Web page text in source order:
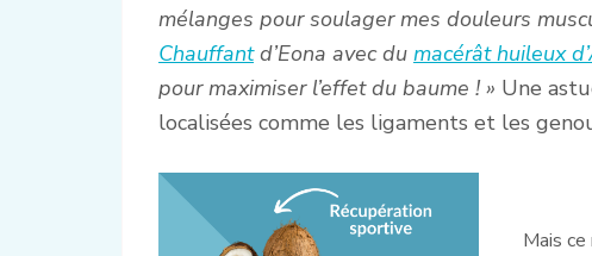
mélanges pour soulager mes douleurs
Chauffantd’Eona avec du macérât huileux
pour maximiser l’effet du baume ! » Une
localisées comme les ligaments et les
Mais